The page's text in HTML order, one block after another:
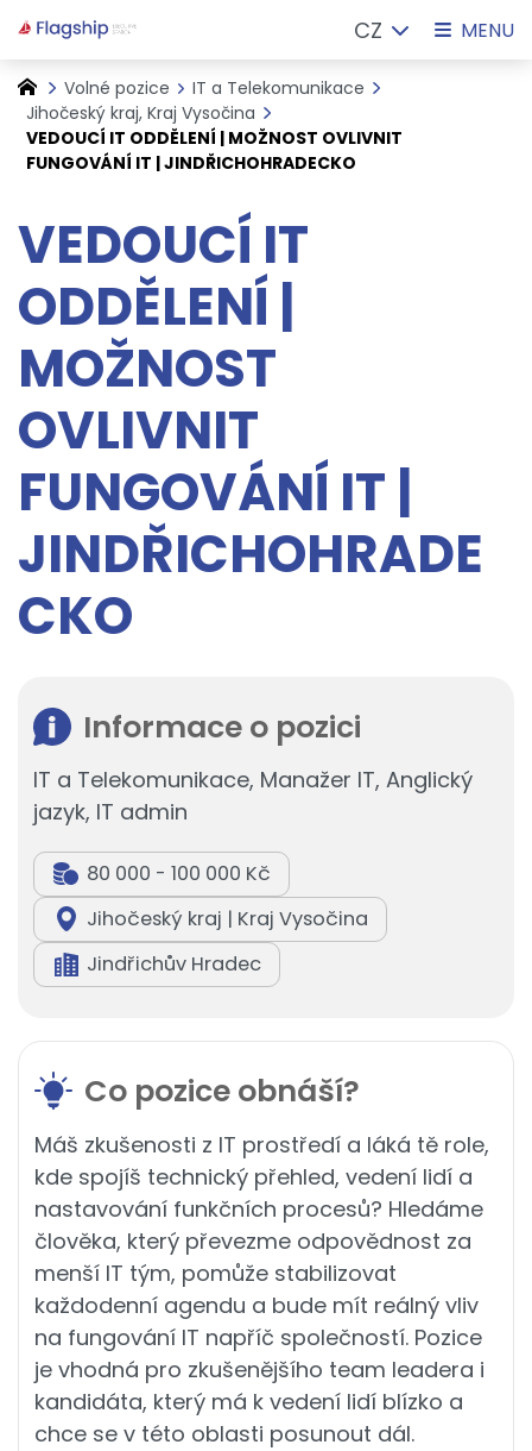
Volné pozice
IT a Telekomunikace
Jihočeský kraj, Kraj Vysočina
VEDOUCÍ IT ODDĚLENÍ | MOŽNOST OVLIVNIT
FUNGOVÁNÍ IT | JINDŘICHOHRADECKO
VEDOUCÍ IT
ODDĚLENÍ |
MOŽNOST
OVLIVNIT
FUNGOVÁNÍ IT |
JINDŘICHOHRADE
CKO
Informace o pozici
IT a Telekomunikace, Manažer IT, Anglický
jazyk, IT admin
80 000 - 100 000 Kč
Jihočeský kraj | Kraj Vysočina
Jindřichův Hradec
Co pozice obnáší?
Máš zkušenosti z IT prostředí a láká tě role,
kde spojíš technický přehled, vedení lidí a
nastavování funkčních procesů? Hledáme
člověka, který převezme odpovědnost za
menší IT tým, pomůže stabilizovat
každodenní agendu a bude mít reálný vliv
na fungování IT napříč společností. Pozice
je vhodná pro zkušenějšího team leadera i
kandidáta, který má k vedení lidí blízko a
chce se v této oblasti posunout dál.
MENU
CZ